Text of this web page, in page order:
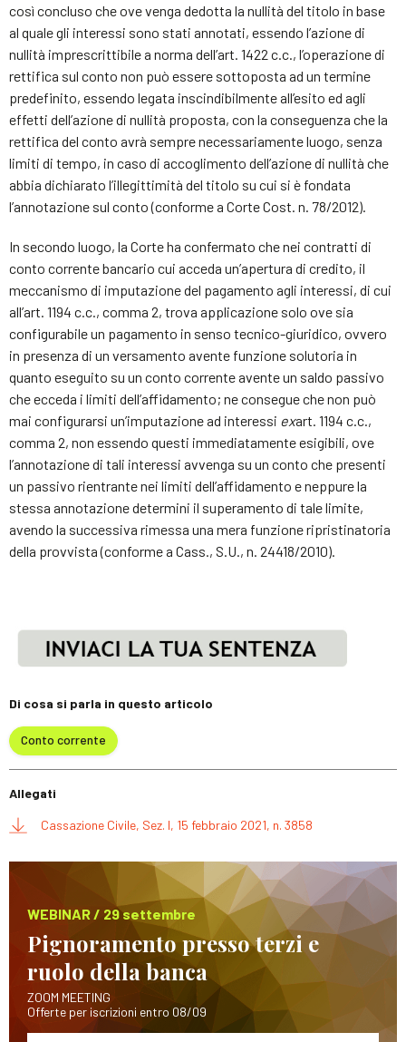
così concluso che ove venga dedotta la nullità del titolo in base
al quale gli interessi sono stati annotati, essendo l’azione di
nullità imprescrittibile a norma dell’art. 1422 c.c., l’operazione di
rettifica sul conto non può essere sottoposta ad un termine
predefinito, essendo legata inscindibilmente all’esito ed agli
effetti dell’azione di nullità proposta, con la conseguenza che la
rettifica del conto avrà sempre necessariamente luogo, senza
limiti di tempo, in caso di accoglimento dell’azione di nullità che
abbia dichiarato l’illegittimità del titolo su cui si è fondata
l’annotazione sul conto (conforme a Corte Cost. n. 78/2012).
In secondo luogo, la Corte ha confermato che nei contratti di
conto corrente bancario cui acceda un’apertura di credito, il
meccanismo di imputazione del pagamento agli interessi, di cui
all’art. 1194 c.c., comma 2, trova applicazione solo ove sia
configurabile un pagamento in senso tecnico-giuridico, ovvero
in presenza di un versamento avente funzione solutoria in
quanto eseguito su un conto corrente avente un saldo passivo
che ecceda i limiti dell’affidamento; ne consegue che non può
mai configurarsi un’imputazione ad interessi exart. 1194 c.c.,
comma 2, non essendo questi immediatamente esigibili, ove
l’annotazione di tali interessi avvenga su un conto che presenti
un passivo rientrante nei limiti dell’affidamento e neppure la
stessa annotazione determini il superamento di tale limite,
avendo la successiva rimessa una mera funzione ripristinatoria
della provvista (conforme a Cass., S.U., n. 24418/2010).
Di cosa si parla in questo articolo
Conto corrente
Allegati
Cassazione Civile, Sez. I, 15 febbraio 2021, n. 3858
WEBINAR / 29 settembre
Pignoramento presso terzi e
ruolo della banca
ZOOM MEETING
Offerte per iscrizioni entro 08/09